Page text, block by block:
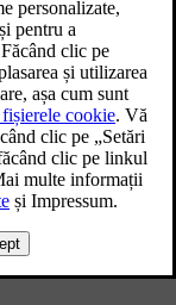
Airbagul superior
a genunchilor